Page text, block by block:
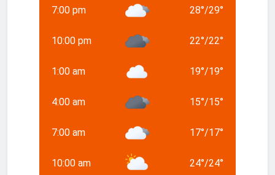
7:00 pm 28°/29°
10:00 pm 22°/22°
1:00 am 19°/19°
4:00 am 15°/15°
7:00 am 17°/17°
10:00 am 24°/24°